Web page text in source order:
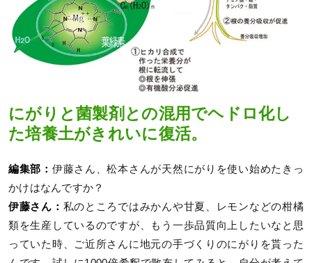
にがりと菌製剤との混用でヘドロ化し
た培養土がきれいに復活。
編集部： 伊藤さん、松本さんが天然にがりを使い始めたきっ
かけはなんですか？
伊藤さん： 私のところではみかんや甘夏、レモンなどの柑橘
類を生産しているのですが、もう一歩品質向上したいなと思
っていた時、ご近所さんに地元の手づくりのにがりを貰った